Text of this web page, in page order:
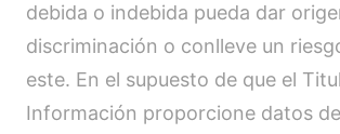
debida o indebida pueda dar
discriminación o conlleve un
este. En el supuesto de que el
Información proporcione datos